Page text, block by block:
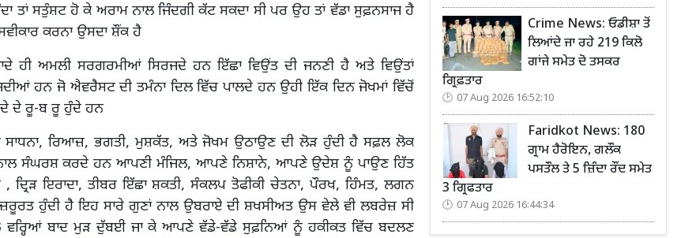
ਤਾਂ ਸਤੁੰਸ਼ਟ ਹੋ ਕੇ ਅਰਾਮ ਨਾਲ ਜਿੰਦਗੀ ਕੱਟ ਸਕਦਾ ਸੀ ਪਰ ਉਹ ਤਾਂ ਵੱਡਾ ਸੁਫ਼ਨਸਾਜ ਹੈ
ਕਰਨਾ ਉਸਦਾ ਸ਼ੌਂਕ ਹੈ
ਹੀ ਅਮਲੀ ਸਰਗਰਮੀਆਂ ਸਿਰਜਦੇ ਹਨ ਇੱਛਾ ਵਿਉਂਤ ਦੀ ਜਨਣੀ ਹੈ ਅਤੇ ਵਿਉਂਤਾਂ
ਹਨ ਜੋ ਐਵਰੈਸਟ ਦੀ ਤਮੰਨਾ ਦਿਲ ਵਿੱਚ ਪਾਲਦੇ ਹਨ ਉਹੀ ਇੱਕ ਦਿਨ ਜੋਖਮਾਂ ਵਿੱਚੋਂ
ਦੇ ਰੂ-ਬ ਰੂ ਹੁੰਦੇ ਹਨ
ਰਿਆਜ਼, ਭਗਤੀ, ਮੁਸ਼ਕੱਤ, ਅਤੇ ਜੋਖਮ ਉਠਾਉਣ ਦੀ ਲੋੜ ਹੁੰਦੀ ਹੈ ਸਫ਼ਲ ਲੋਕ
ਨਾਲ ਸੰਘਰਸ਼ ਕਰਦੇ ਹਨ ਆਪਣੀ ਮੰਜਿਲ, ਆਪਣੇ ਨਿਸ਼ਾਨੇ, ਆਪਣੇ ਉਦੇਸ਼ ਨੂੰ ਪਾਉਣ ਹਿੱਤ
ਦ੍ਰਿੜ ਇਰਾਦਾ, ਤੀਬਰ ਇੱਛਾ ਸ਼ਕਤੀ, ਸੰਕਲਪ ਤੋਫੀਕੀ ਚੇਤਨਾ, ਪੌਰਖ, ਹਿੰਮਤ, ਲਗਨ
ਹੁੰਦੀ ਹੈ ਇਹ ਸਾਰੇ ਗੁਣਾਂ ਨਾਲ ਉਬਰਾਏ ਦੀ ਸ਼ਖਸੀਅਤ ਉਸ ਵੇਲੇ ਵੀ ਲਬਰੇਜ਼ ਸੀ
ਵਰ੍ਹਿਆਂ ਬਾਦ ਮੁੜ ਦੁੱਬਈ ਜਾ ਕੇ ਆਪਣੇ ਵੱਡੇ-ਵੱਡੇ ਸੁਫ਼ਨਿਆਂ ਨੂੰ ਹਕੀਕਤ ਵਿੱਚ ਬਦਲਣ
Crime News: ਓਡੀਸ਼ਾ ਤੋਂ
ਲਿਆਂਦੇ ਜਾ ਰਹੇ 219 ਕਿਲੋ
ਗਾਂਜੇ ਸਮੇਤ ਦੋ ਤਸਕਰ
ਗ੍ਰਿਫ਼ਤਾਰ
07 Aug 2026 16:52:10
Faridkot News: 180
ਗ੍ਰਾਮ ਹੈਰੋਇਨ, ਗਲੌਕ
ਪਸਤੌਲ ਤੇ 5 ਜ਼ਿੰਦਾ ਰੌਂਦ ਸਮੇਤ
3 ਗ੍ਰਿਫਤਾਰ
07 Aug 2026 16:44:34